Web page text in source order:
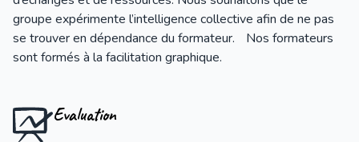
groupe expérimente l’intelligence collective afin de ne pas
se trouver en dépendance du formateur. Nos formateurs
sont formés à la facilitation graphique.
Evaluation